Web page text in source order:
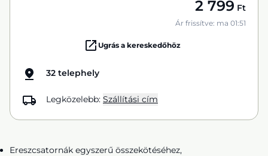
2 799 Ft
Ár frissítve: ma 01:51
Ugrás a kereskedőhöz
32 telephely
Legközelebb: Szállítási cím
Ereszcsatornák egyszerű összekötéséhez,